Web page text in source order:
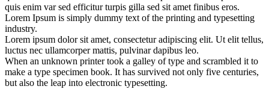
quis enim var sed efficitur turpis gilla sed sit amet finibus eros.
Lorem Ipsum is simply dummy text of the printing and typesetting
industry.
Lorem ipsum dolor sit amet, consectetur adipiscing elit. Ut elit tellus,
luctus nec ullamcorper mattis, pulvinar dapibus leo.
When an unknown printer took a galley of type and scrambled it to
make a type specimen book. It has survived not only five centuries,
but also the leap into electronic typesetting.